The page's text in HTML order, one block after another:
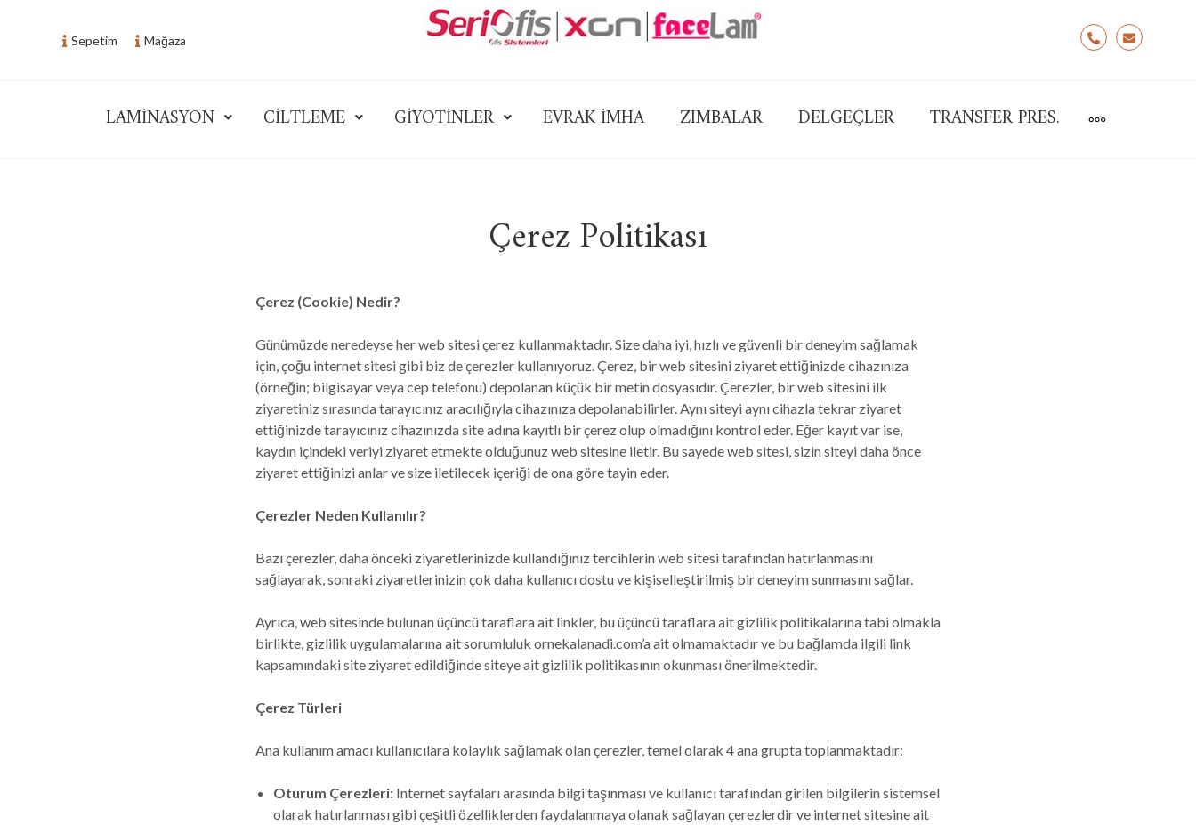
Sepetim Mağaza
Hemen
0530
Seri Ofis Ofis Sistemleri
LAMİNASYON CİLTLEME GİYOTİNLER EVRAK İMHA ZIMBALAR DELGEÇLER TRANSFER PRES. MORE
Çerez Politikası
Çerez (Cookie) Nedir?
Günümüzde neredeyse her web sitesi çerez kullanmaktadır. Size daha iyi, hızlı ve güvenli bir deneyim sağlamak
için, çoğu internet sitesi gibi biz de çerezler kullanıyoruz. Çerez, bir web sitesini ziyaret ettiğinizde cihazınıza
(örneğin; bilgisayar veya cep telefonu) depolanan küçük bir metin dosyasıdır. Çerezler, bir web sitesini ilk
ziyaretiniz sırasında tarayıcınız aracılığıyla cihazınıza depolanabilirler. Aynı siteyi aynı cihazla tekrar ziyaret
ettiğinizde tarayıcınız cihazınızda site adına kayıtlı bir çerez olup olmadığını kontrol eder. Eğer kayıt var ise,
kaydın içindeki veriyi ziyaret etmekte olduğunuz web sitesine iletir. Bu sayede web sitesi, sizin siteyi daha önce
ziyaret ettiğinizi anlar ve size iletilecek içeriği de ona göre tayin eder.
Çerezler Neden Kullanılır?
Bazı çerezler, daha önceki ziyaretlerinizde kullandığınız tercihlerin web sitesi tarafından hatırlanmasını
sağlayarak, sonraki ziyaretlerinizin çok daha kullanıcı dostu ve kişiselleştirilmiş bir deneyim sunmasını sağlar.
Ayrıca, web sitesinde bulunan üçüncü taraflara ait linkler, bu üçüncü taraflara ait gizlilik politikalarına tabi olmakla
birlikte, gizlilik uygulamalarına ait sorumluluk ornekalanadi.com’a ait olmamaktadır ve bu bağlamda ilgili link
kapsamındaki site ziyaret edildiğinde siteye ait gizlilik politikasının okunması önerilmektedir.
Çerez Türleri
Ana kullanım amacı kullanıcılara kolaylık sağlamak olan çerezler, temel olarak 4 ana grupta toplanmaktadır:
Oturum Çerezleri: Internet sayfaları arasında bilgi taşınması ve kullanıcı tarafından girilen bilgilerin sistemsel
olarak hatırlanması gibi çeşitli özelliklerden faydalanmaya olanak sağlayan çerezlerdir ve internet sitesine ait